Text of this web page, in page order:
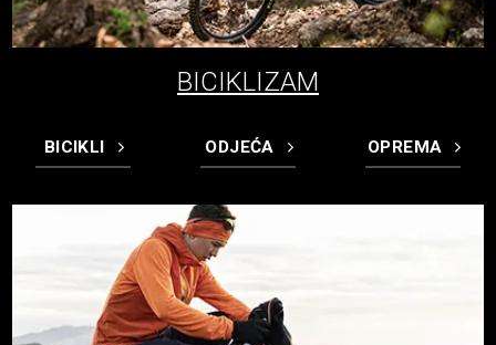
BICIKLIZAM
BICIKLI ODJEĆA OPREMA